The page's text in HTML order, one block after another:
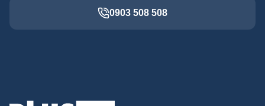
0903 508 508